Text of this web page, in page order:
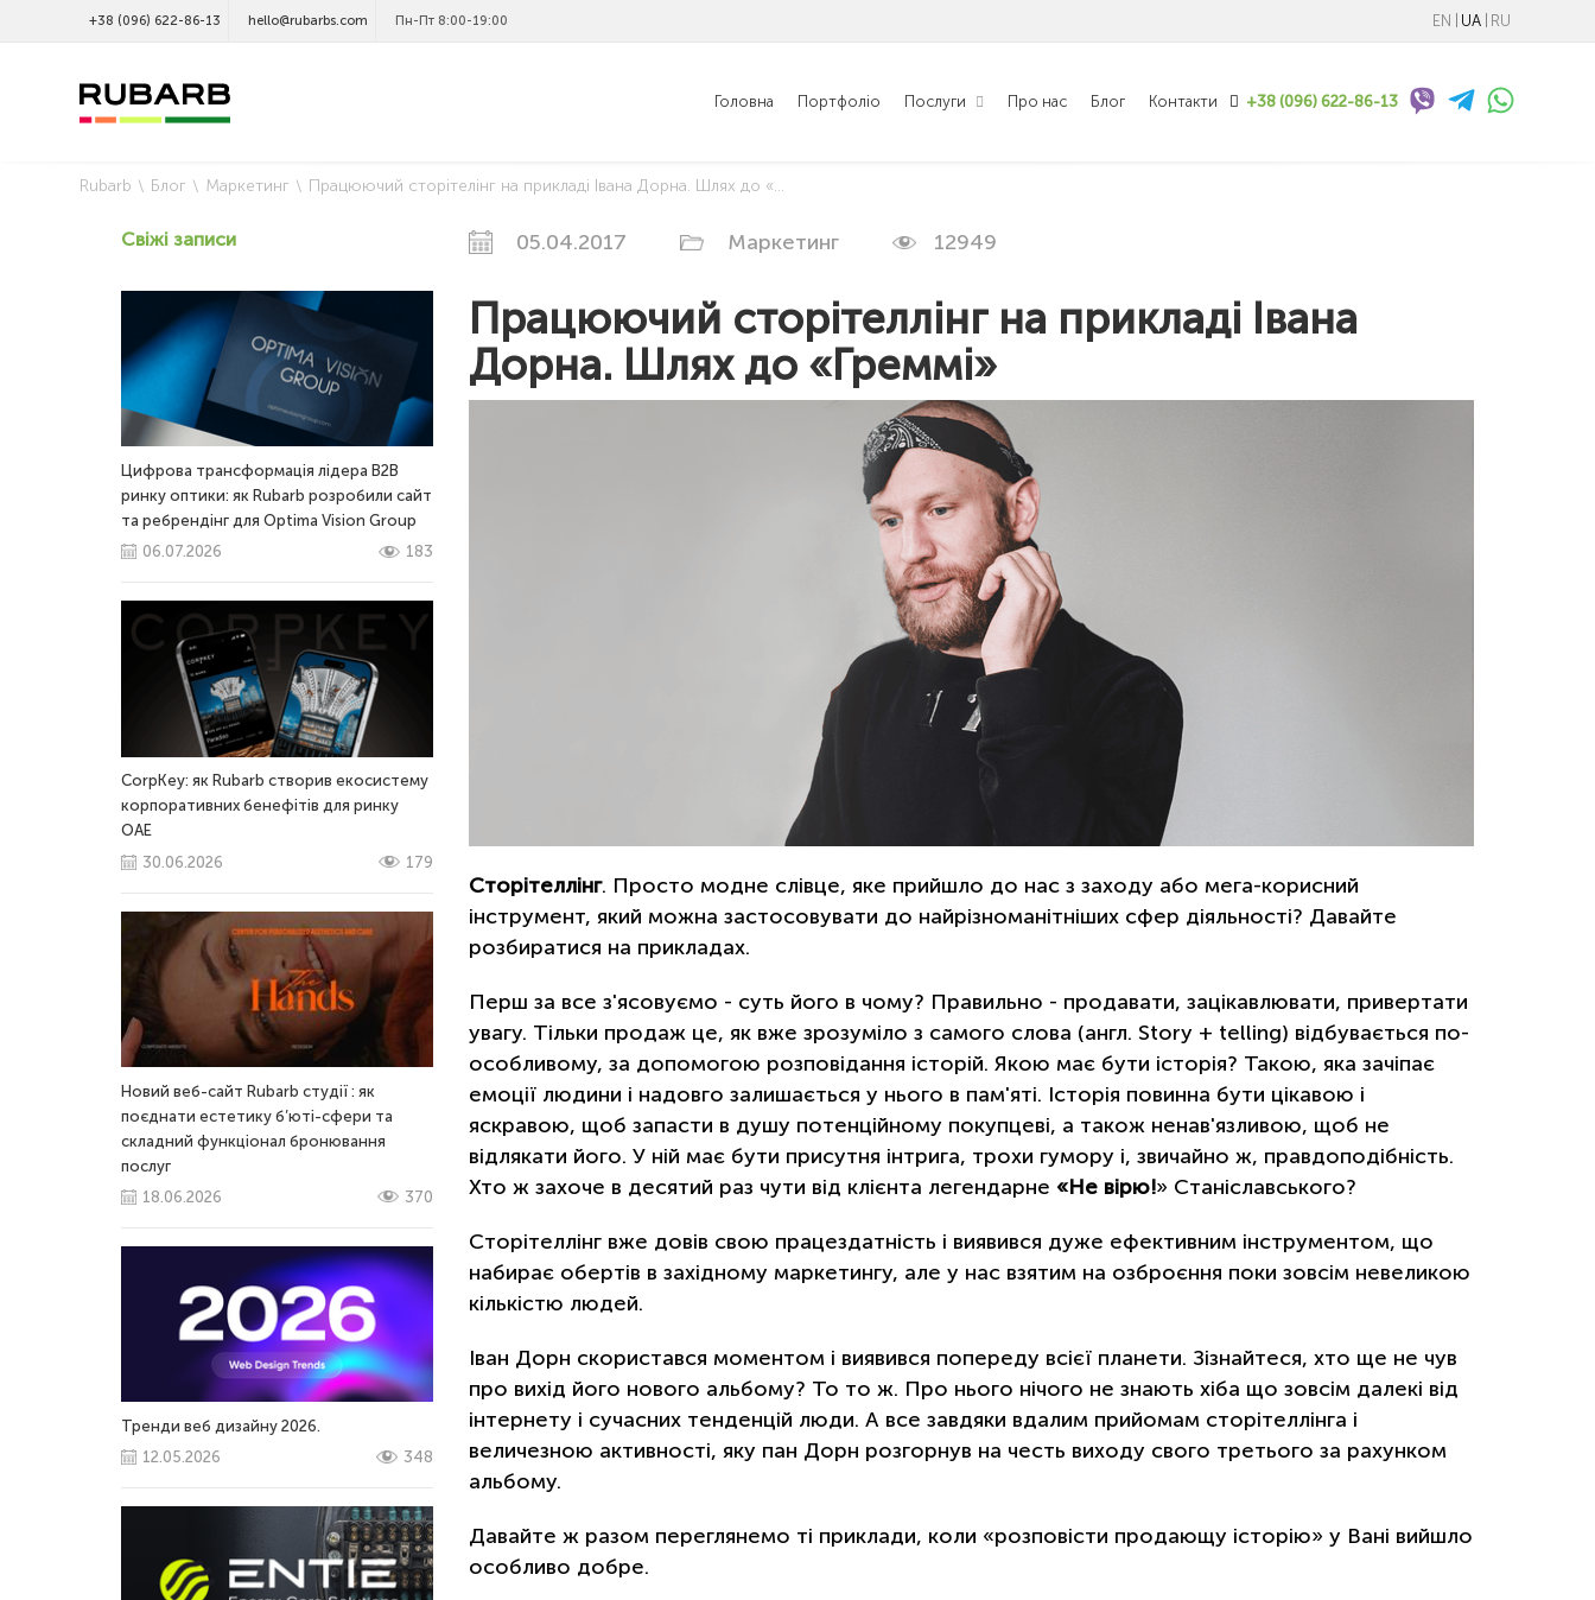
+38 (096) 622-86-13 hello@rubarbs.com Пн-Пт 8:00-19:00 EN UA RU
Головна Портфоліо Послуги Про нас Блог Контакти +38 (096) 622-86-13
Rubarb Блог Маркетинг Працюючий сторітелінг на прикладі Івана Дорна. Шлях до «Греммі»
05.04.2017 Маркетинг 12949
Працюючий сторітеллінг на прикладі Івана
Дорна. Шлях до «Греммі»
Сторітеллінг. Просто модне слівце, яке прийшло до нас з заходу або мега-корисний
інструмент, який можна застосовувати до найрізноманітніших сфер діяльності? Давайте
розбиратися на прикладах.
Перш за все з'ясовуємо - суть його в чому? Правильно - продавати, зацікавлювати, привертати
увагу. Тільки продаж це, як вже зрозуміло з самого слова (англ. Story + telling) відбувається по-
особливому, за допомогою розповідання історій. Якою має бути історія? Такою, яка зачіпає
емоції людини і надовго залишається у нього в пам'яті. Історія повинна бути цікавою і
яскравою, щоб запасти в душу потенційному покупцеві, а також ненав'язливою, щоб не
відлякати його. У ній має бути присутня інтрига, трохи гумору і, звичайно ж, правдоподібність.
Хто ж захоче в десятий раз чути від клієнта легендарне «Не вірю!» Станіславського?
Сторітеллінг вже довів свою працездатність і виявився дуже ефективним інструментом, що
набирає обертів в західному маркетингу, але у нас взятим на озброєння поки зовсім невеликою
кількістю людей.
Іван Дорн скористався моментом і виявився попереду всієї планети. Зізнайтеся, хто ще не чув
про вихід його нового альбому? То то ж. Про нього нічого не знають хіба що зовсім далекі від
інтернету і сучасних тенденцій люди. А все завдяки вдалим прийомам сторітеллінга і
величезною активності, яку пан Дорн розгорнув на честь виходу свого третього за рахунком
альбому.
Давайте ж разом переглянемо ті приклади, коли «розповісти продающу історію» у Вані вийшло
особливо добре.
Свіжі записи
Цифрова трансформація лідера B2B
ринку оптики: як Rubarb розробили сайт
та ребрендінг для Optima Vision Group
06.07.2026
183
CorpKey: як Rubarb створив екосистему
корпоративних бенефітів для ринку
ОАЕ
30.06.2026
179
Новий веб-сайт Rubarb студії : як
поєднати естетику б’юті-сфери та
складний функціонал бронювання
послуг
18.06.2026
370
Тренди веб дизайну 2026.
12.05.2026
348